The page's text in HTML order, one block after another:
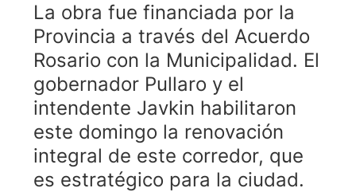
La obra fue financiada por la
Provincia a través del Acuerdo
Rosario con la Municipalidad. El
gobernador Pullaro y el
intendente Javkin habilitaron
este domingo la renovación
integral de este corredor, que
es estratégico para la ciudad.